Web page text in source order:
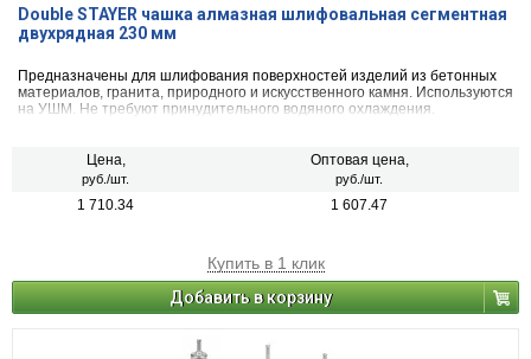
Double STAYER чашка алмазная шлифовальная сегментная
двухрядная 230 мм
Предназначены для шлифования поверхностей изделий из бетонных
материалов, гранита, природного и искусственного камня. Используются
на УШМ. Не требуют принудительного водяного охлаждения.
Цена,
руб./шт.
Оптовая цена,
руб./шт.
1 710.34 1 607.47
Купить в 1 клик
Добавить в корзину